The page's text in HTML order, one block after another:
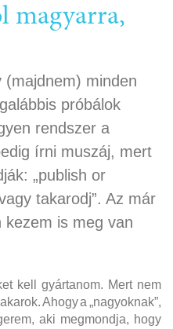
magyarra,
minden
próbálok
rendszer a
írni muszáj, mert
„publish or
takarodj”. Az már
is meg van
kell gyártanom. Mert nem
Ahogy a „nagyoknak”,
aki megmondja, hogy